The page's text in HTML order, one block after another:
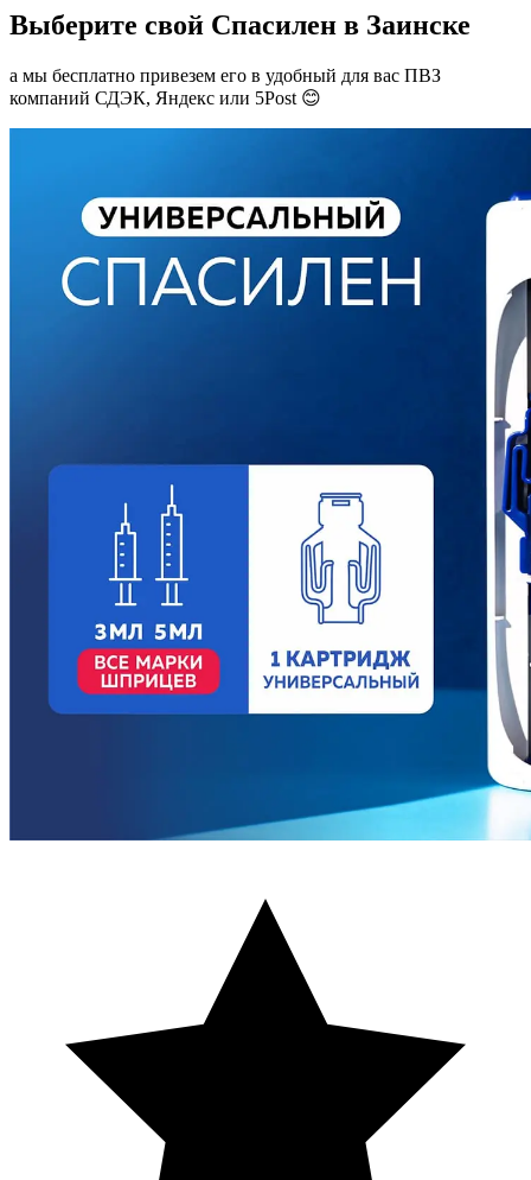
Выберите свой Спасилен в Заинске
а мы бесплатно привезем его в удобный для вас ПВЗ
компаний СДЭК, Яндекс или 5Post 😊